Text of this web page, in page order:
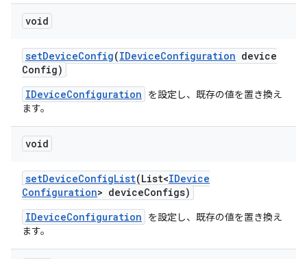
void
setDeviceConfig(IDeviceConfiguration device
Config)
IDeviceConfiguration
を設定し、既存の値を置き換え
ます。
void
setDeviceConfigList(List<IDevice
Configuration> deviceConfigs)
IDeviceConfiguration
を設定し、既存の値を置き換え
ます。